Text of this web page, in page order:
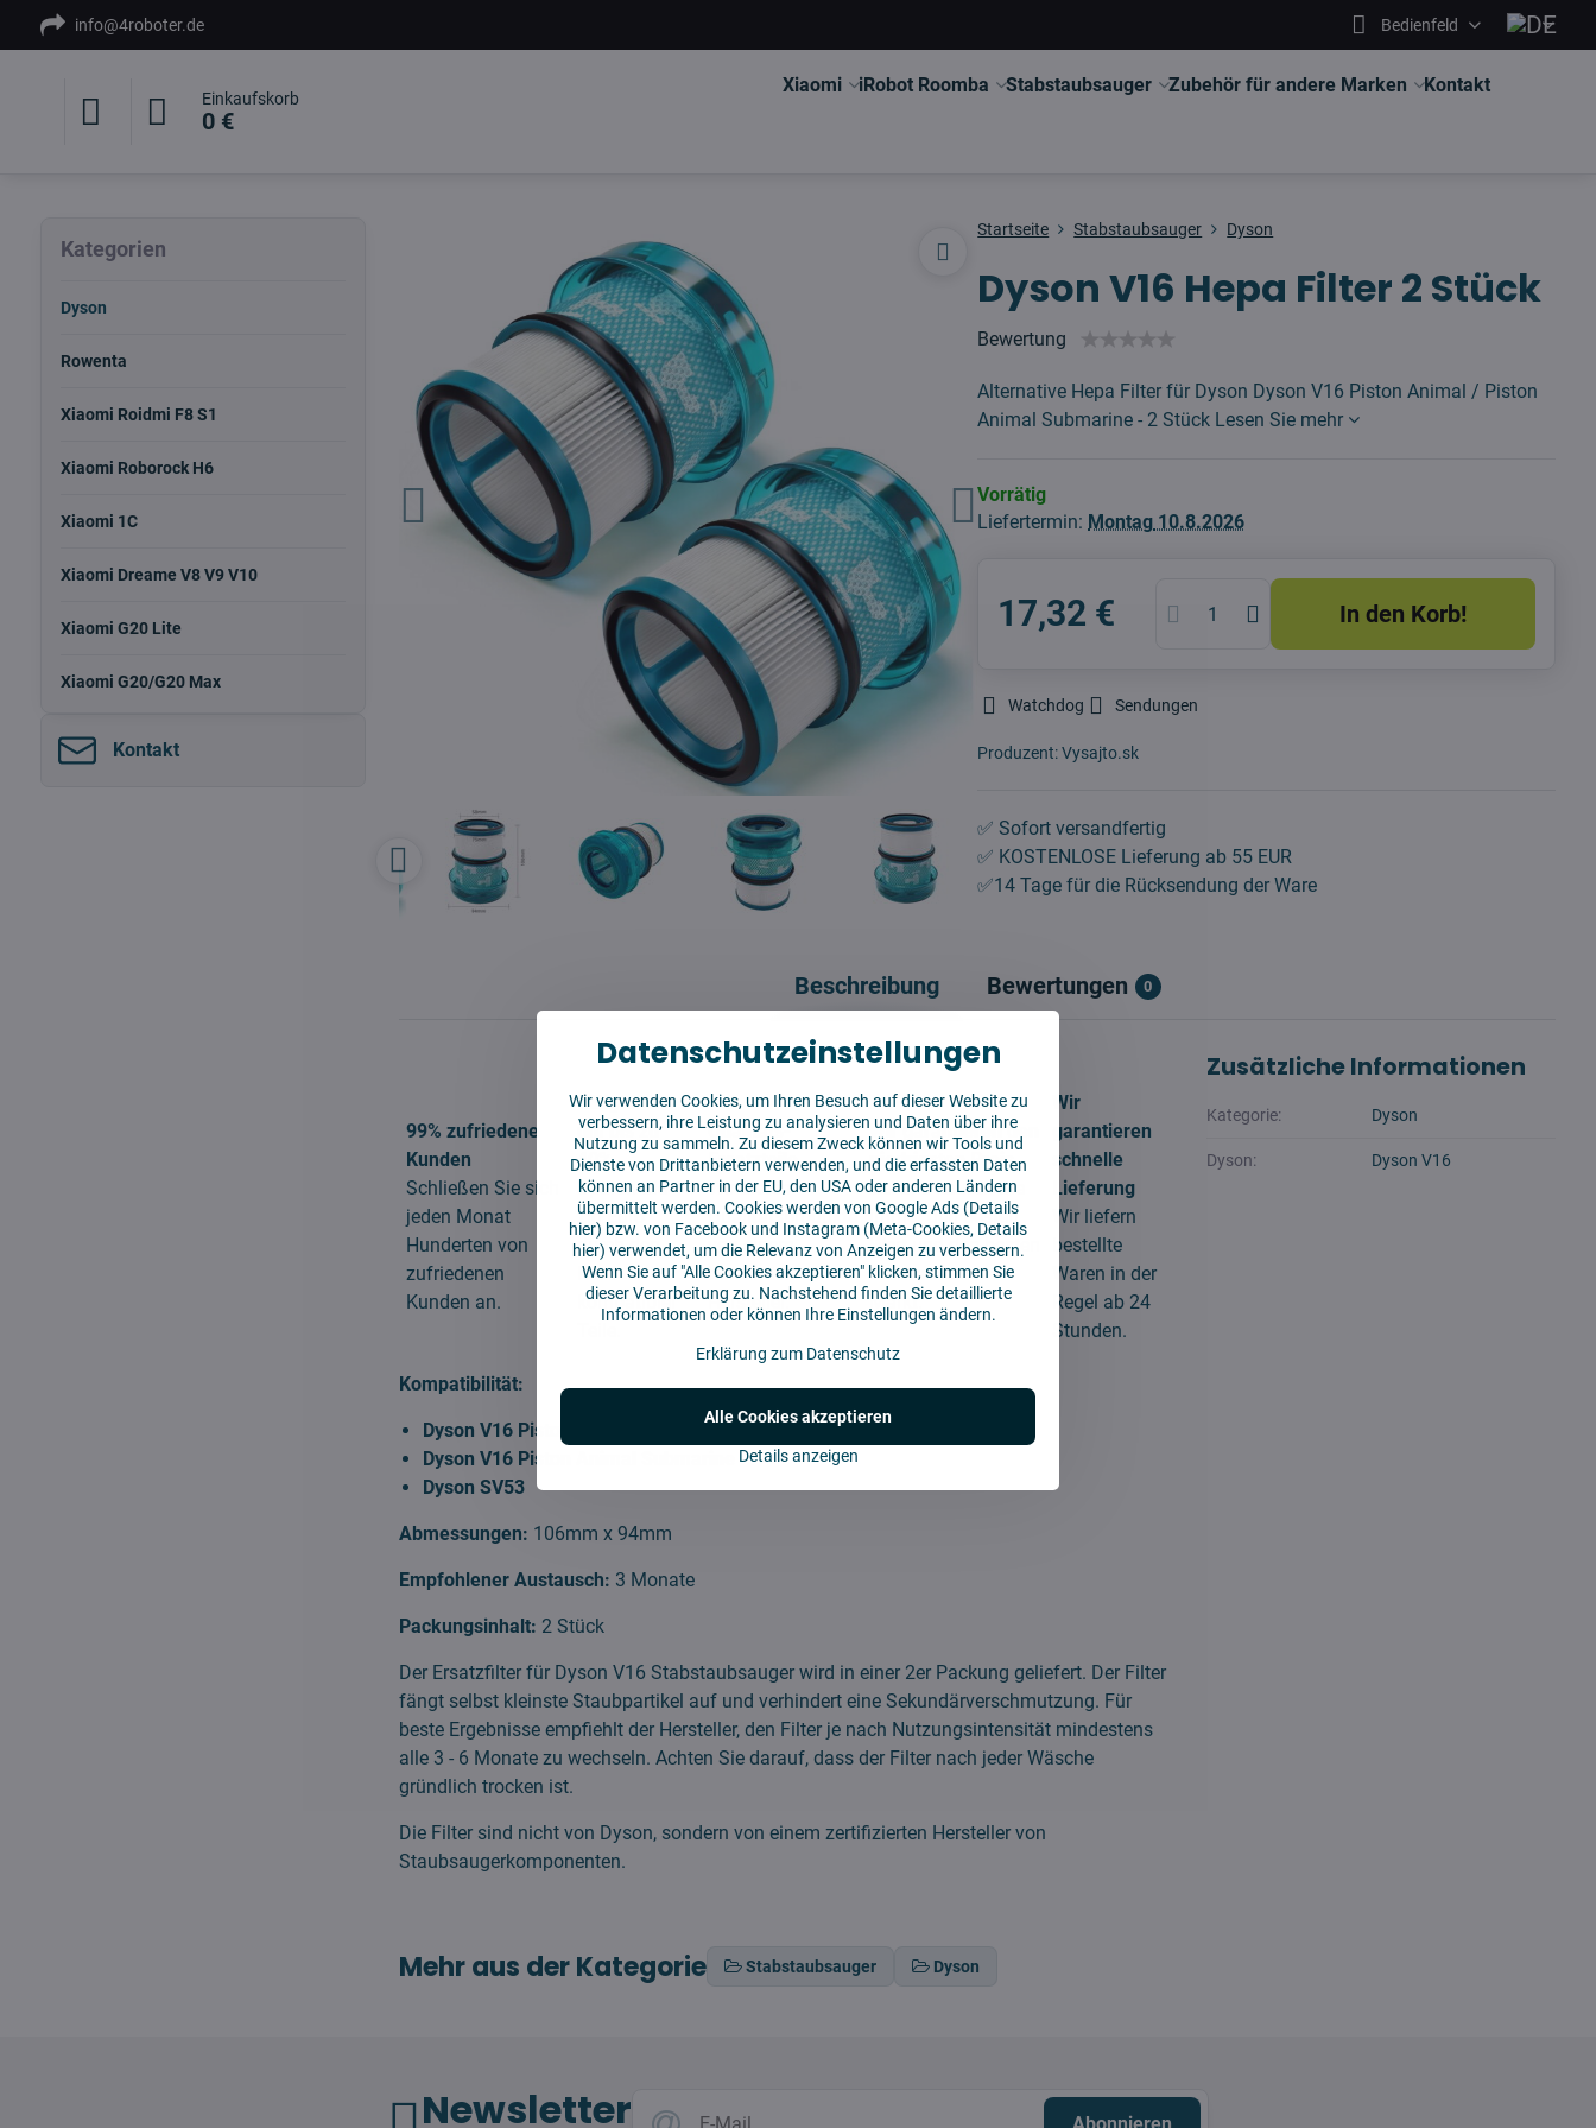
info@4roboter.de Bedienfeld
Einkaufskorb
0 €
Xiaomi iRobot Roomba Stabstaubsauger Zubehör für andere Marken Kontakt
Startseite Stabstaubsauger Dyson
Dyson V16 Hepa Filter 2 Stück
Bewertung
Alternative Hepa Filter für Dyson Dyson V16 Piston Animal / Piston
Animal Submarine - 2 Stück Lesen Sie mehr
Vorrätig
Liefertermin: Montag 10.8.2026
17,32 € In den Korb!
Watchdog Sendungen
Produzent:Vysajto.sk
✅ Sofort versandfertig
✅ KOSTENLOSE Lieferung ab 55 EUR
✅14 Tage für die Rücksendung der Ware
Beschreibung Bewertungen 0
99% zufriedene
Kunden
Schließen Sie sich
jeden Monat
Hunderten von
zufriedenen
Kunden an.
Billiger
um bis zu
40%
Sparen Sie
zig Euro
durch den
Kauf
kompatibler
Qualitäts-
Ersatzteile
Wir bieten
Qualitätsprodukte
von einem
bewährten
Hersteller.
Wir garantieren den
niedrigsten Preis
Bei uns kaufen Sie
immer den besten
Wert und den besten
Preis auf dem
Markt.
Wir
garantieren
schnelle
Lieferung
Wir liefern
bestellte
Waren in der
Regel ab 24
Stunden.
Kompatibilität:
Dyson V16 Piston Animal
Dyson V16 Piston Animal Submarine
Dyson SV53
Abmessungen: 106mm x 94mm
Empfohlener Austausch: 3 Monate
Packungsinhalt: 2 Stück
Der Ersatzfilter für Dyson V16 Stabstaubsauger wird in einer 2er Packung geliefert. Der Filter
fängt selbst kleinste Staubpartikel auf und verhindert eine Sekundärverschmutzung. Für
beste Ergebnisse empfiehlt der Hersteller, den Filter je nach Nutzungsintensität mindestens
alle 3 - 6 Monate zu wechseln. Achten Sie darauf, dass der Filter nach jeder Wäsche
gründlich trocken ist.
Die Filter sind nicht von Dyson, sondern von einem zertifizierten Hersteller von
Staubsaugerkomponenten.
Mehr aus der Kategorie Stabstaubsauger Dyson
Zusätzliche Informationen
Kategorie: Dyson
Dyson: Dyson V16
Kategorien
Dyson
Rowenta
Xiaomi Roidmi F8 S1
Xiaomi Roborock H6
Xiaomi 1C
Xiaomi Dreame V8 V9 V10
Xiaomi G20 Lite
Xiaomi G20/G20 Max
Kontakt
Newsletter
Datenschutzeinstellungen
Wir verwenden Cookies, um Ihren Besuch auf dieser Website zu
verbessern, ihre Leistung zu analysieren und Daten über ihre
Nutzung zu sammeln. Zu diesem Zweck können wir Tools und
Dienste von Drittanbietern verwenden, und die erfassten Daten
können an Partner in der EU, den USA oder anderen Ländern
übermittelt werden. Cookies werden von Google Ads (Details
hier) bzw. von Facebook und Instagram (Meta-Cookies, Details
hier) verwendet, um die Relevanz von Anzeigen zu verbessern.
Wenn Sie auf "Alle Cookies akzeptieren" klicken, stimmen Sie
dieser Verarbeitung zu. Nachstehend finden Sie detaillierte
Informationen oder können Ihre Einstellungen ändern.
Erklärung zum Datenschutz
Details anzeigen
Alle Cookies akzeptieren